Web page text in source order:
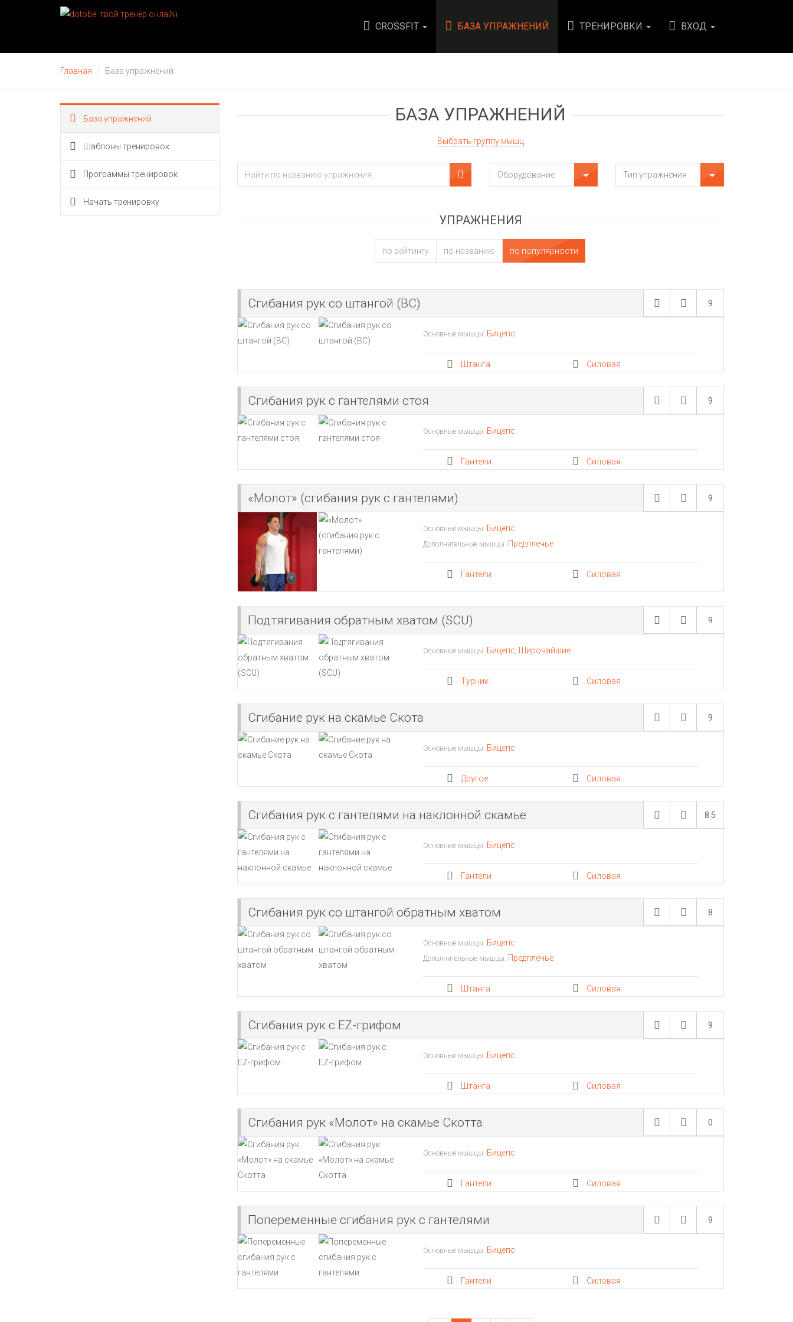
CROSSFIT БАЗА УПРАЖНЕНИЙ ТРЕНИРОВКИ ВХОД
Главная База упражнений
База упражнений
Шаблоны тренировок
Программы тренировок
Начать тренировку
БАЗА УПРАЖНЕНИЙ
Выбрать группу мышц
УПРАЖНЕНИЯ
по рейтингу по названию по популярности
9
Сгибания рук со штангой (BC)
Основные мышцы: Бицепс
Штанга Силовая
9
Сгибания рук с гантелями стоя
Основные мышцы: Бицепс
Гантели Силовая
9
«Молот» (сгибания рук с гантелями)
Основные мышцы: Бицепс
Дополнительные мышцы: Предплечье
Гантели Силовая
9
Подтягивания обратным хватом (SCU)
Основные мышцы: Бицепс, Широчайшие
Турник Силовая
9
Сгибание рук на скамье Скота
Основные мышцы: Бицепс
Другое Силовая
8.5
Сгибания рук с гантелями на наклонной скамье
Основные мышцы: Бицепс
Гантели Силовая
8
Сгибания рук со штангой обратным хватом
Основные мышцы: Бицепс
Дополнительные мышцы: Предплечье
Штанга Силовая
9
Сгибания рук с EZ-грифом
Основные мышцы: Бицепс
Штанга Силовая
0
Сгибания рук «Молот» на скамье Скотта
Основные мышцы: Бицепс
Гантели Силовая
9
Попеременные сгибания рук с гантелями
Основные мышцы: Бицепс
Гантели Силовая